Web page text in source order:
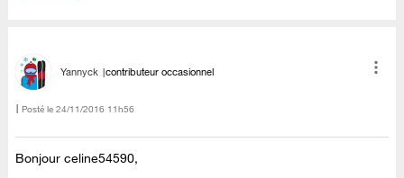
Yannyck contributeur occasionnel
Posté le ‎24/11/2016 11h56
Bonjour celine54590,